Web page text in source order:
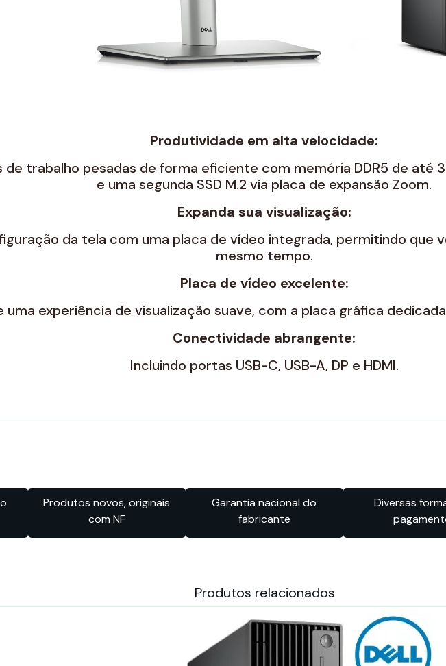
Produtividade em alta velocidade:
trabalho pesadas de forma eficiente com memória DDR5 de até
e uma segunda SSD M.2 via placa de expansão Zoom.
Expanda sua visualização:
da tela com uma placa de vídeo integrada, permitindo que
mesmo tempo.
Placa de vídeo excelente:
uma experiência de visualização suave, com a placa gráfica
Conectividade abrangente:
Incluindo portas USB-C, USB-A, DP e HDMI.
Produtos novos, originais
com NF
Garantia nacional do
fabricante
Diversas
Produtos relacionados